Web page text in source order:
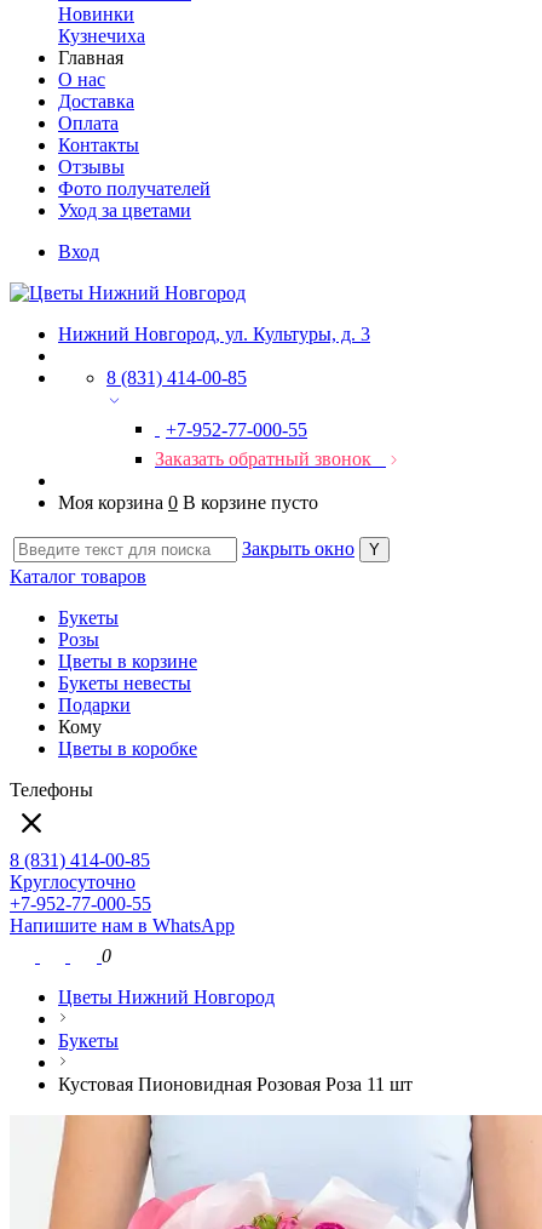
Новинки
Кузнечиха
Главная
О нас
Доставка
Оплата
Контакты
Отзывы
Фото получателей
Уход за цветами
Вход
Нижний Новгород, ул. Культуры, д. 3
8 (831) 414-00-85
+7-952-77-000-55
Заказать обратный звонок
Моя корзина 0 В корзине пусто
Закрыть окно
Каталог товаров
Букеты
Розы
Цветы в корзине
Букеты невесты
Подарки
Кому
Цветы в коробке
Телефоны
8 (831) 414-00-85
Круглосуточно
+7-952-77-000-55
Напишите нам в WhatsApp
0
Цветы Нижний Новгород
Букеты
Кустовая Пионовидная Розовая Роза 11 шт